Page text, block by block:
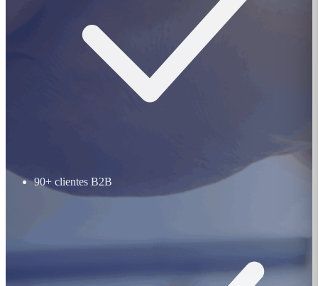
90+ clientes B2B